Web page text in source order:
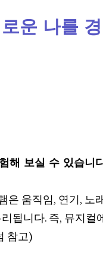
운 나를
해 보실 수 있습니
은 움직임, 연기,
됩니다. 즉, 뮤지
참고)